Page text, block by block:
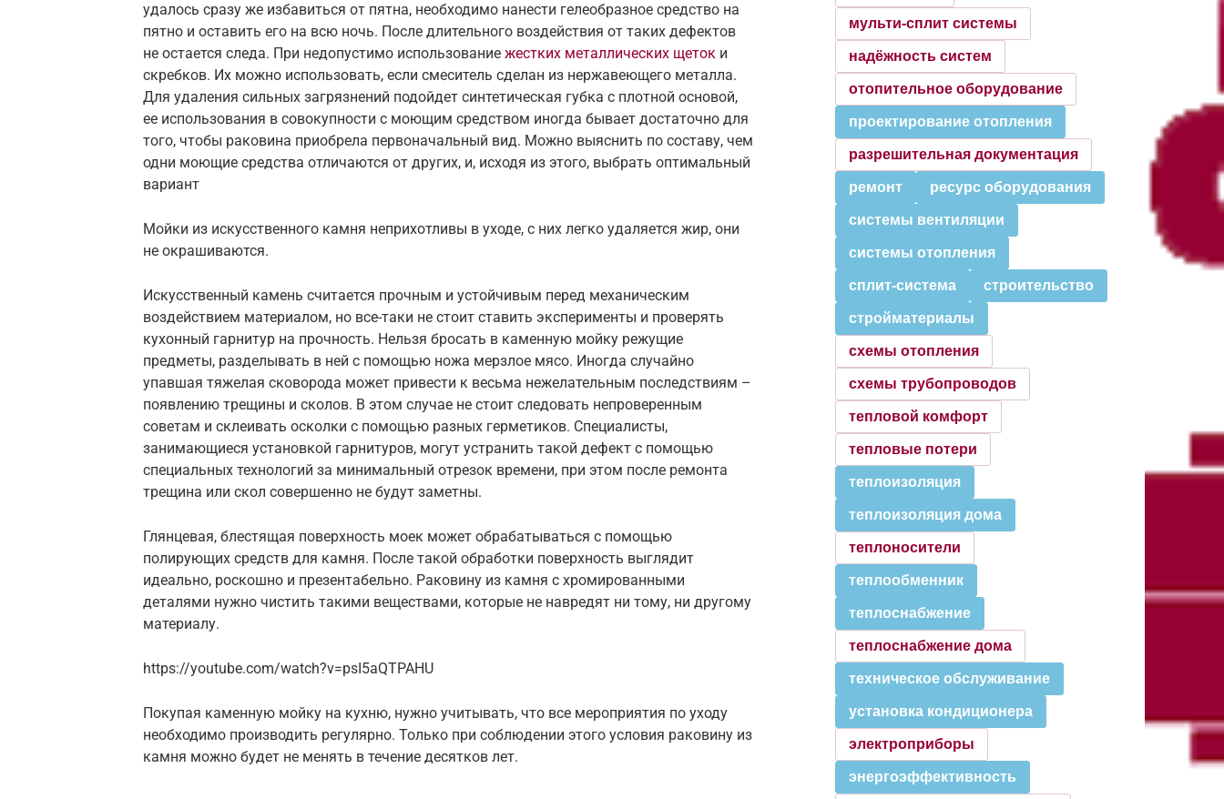
удалось сразу же избавиться от пятна, необходимо нанести гелеобразное средство на
пятно и оставить его на всю ночь. После длительного воздействия от таких дефектов
не остается следа. При недопустимо использование жестких металлических щеток и
скребков. Их можно использовать, если смеситель сделан из нержавеющего металла.
Для удаления сильных загрязнений подойдет синтетическая губка с плотной основой,
ее использования в совокупности с моющим средством иногда бывает достаточно для
того, чтобы раковина приобрела первоначальный вид. Можно выяснить по составу, чем
одни моющие средства отличаются от других, и, исходя из этого, выбрать оптимальный
вариант
Мойки из искусственного камня неприхотливы в уходе, с них легко удаляется жир, они
не окрашиваются.
Искусственный камень считается прочным и устойчивым перед механическим
воздействием материалом, но все-таки не стоит ставить эксперименты и проверять
кухонный гарнитур на прочность. Нельзя бросать в каменную мойку режущие
предметы, разделывать в ней с помощью ножа мерзлое мясо. Иногда случайно
упавшая тяжелая сковорода может привести к весьма нежелательным последствиям –
появлению трещины и сколов. В этом случае не стоит следовать непроверенным
советам и склеивать осколки с помощью разных герметиков. Специалисты,
занимающиеся установкой гарнитуров, могут устранить такой дефект с помощью
специальных технологий за минимальный отрезок времени, при этом после ремонта
трещина или скол совершенно не будут заметны.
Глянцевая, блестящая поверхность моек может обрабатываться с помощью
полирующих средств для камня. После такой обработки поверхность выглядит
идеально, роскошно и презентабельно. Раковину из камня с хромированными
деталями нужно чистить такими веществами, которые не навредят ни тому, ни другому
материалу.
https://youtube.com/watch?v=psI5aQTPAHU
Покупая каменную мойку на кухню, нужно учитывать, что все мероприятия по уходу
необходимо производить регулярно. Только при соблюдении этого условия раковину из
камня можно будет не менять в течение десятков лет.
мульти-сплит системы
надёжность систем
отопительное оборудование
проектирование отопления
разрешительная документация
ремонт ресурс оборудования
системы вентиляции
системы отопления
сплит-система строительство
стройматериалы
схемы отопления
схемы трубопроводов
тепловой комфорт
тепловые потери
теплоизоляция
теплоизоляция дома
теплоносители
теплообменник
теплоснабжение
теплоснабжение дома
техническое обслуживание
установка кондиционера
электроприборы
энергоэффективность